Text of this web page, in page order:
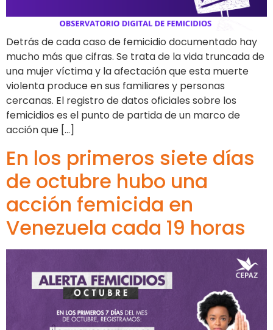
Detrás de cada caso de femicidio documentado hay
mucho más que cifras. Se trata de la vida truncada de
una mujer víctima y la afectación que esta muerte
violenta produce en sus familiares y personas
cercanas. El registro de datos oficiales sobre los
femicidios es el punto de partida de un marco de
acción que […]
En los primeros siete días
de octubre hubo una
acción femicida en
Venezuela cada 19 horas